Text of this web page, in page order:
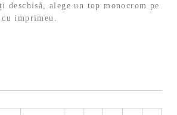
deschisă, alege un top monocrom pe
imprimeu.